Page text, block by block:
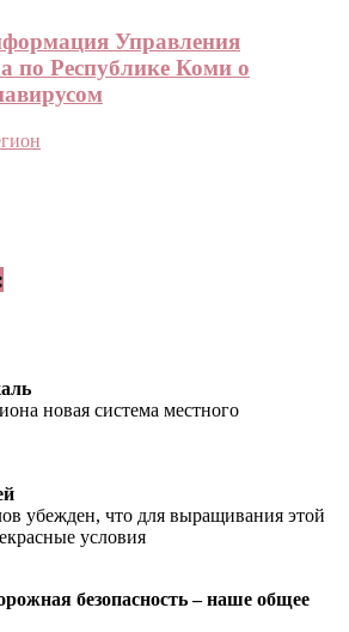
Управления
по Республике Коми о
новая система местного
убежден, что для выращивания этой
условия
безопасность – наше общее